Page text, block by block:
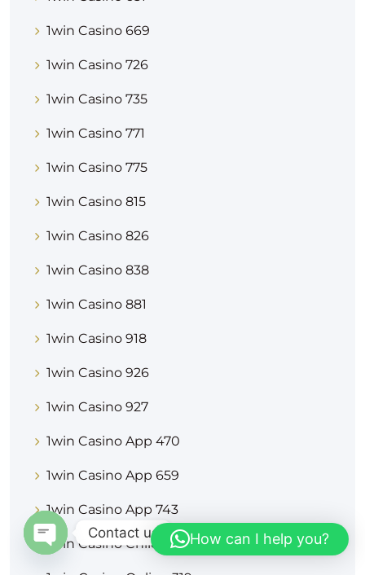
1win Casino 669
1win Casino 726
1win Casino 735
1win Casino 771
1win Casino 775
1win Casino 815
1win Casino 826
1win Casino 838
1win Casino 881
1win Casino 918
1win Casino 926
1win Casino 927
1win Casino App 470
1win Casino App 659
1win Casino App 743
1win Casino Chile 490How can I help you?
Contact us